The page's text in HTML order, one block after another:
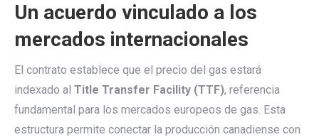
Un acuerdo vinculado a los
mercados internacionales
El contrato establece que el precio del gas estará
indexado al Title Transfer Facility (TTF), referencia
fundamental para los mercados europeos de gas. Esta
estructura permite conectar la producción canadiense con